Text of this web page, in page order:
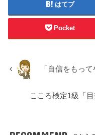
はてブ
Pocket
「自信をもっ
こころ検定1級「